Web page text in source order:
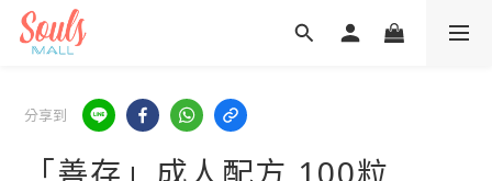
分享到
「善存」成人配方 100粒